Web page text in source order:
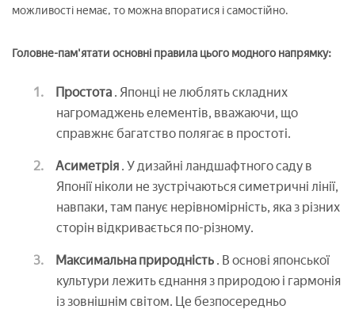
можливості немає, то можна впоратися і самостійно.
Головне-пам'ятати основні правила цього модного напрямку:
Простота . Японці не люблять складних
нагромаджень елементів, вважаючи, що
справжнє багатство полягає в простоті.
Асиметрія . У дизайні ландшафтного саду в
Японії ніколи не зустрічаються симетричні лінії,
навпаки, там панує нерівномірність, яка з різних
сторін відкривається по-різному.
Максимальна природність . В основі японської
культури лежить єднання з природою і гармонія
із зовнішнім світом. Це безпосередньо